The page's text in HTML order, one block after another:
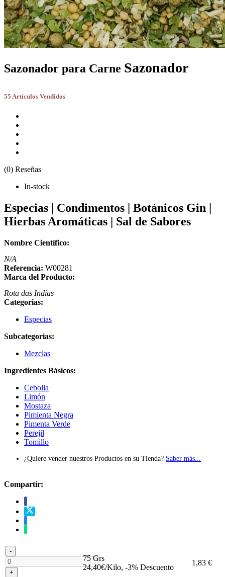
Sazonador para Carne Sazonador
55 Artículos Vendidos
(0) Reseñas
In-stock
Especias | Condimentos | Botánicos Gin |
Hierbas Aromáticas | Sal de Sabores
Nombre Científico:
N/A
Referencia: W00281
Marca del Producto:
Rota das Indias
Categorias:
Especias
Subcategorias:
Mezclas
Ingredientes Básicos:
Cebolla
Limón
Mostaza
Pimienta Negra
Pimenta Verde
Perejil
Tomillo
¿Quiere vender nuestros Productos en su Tienda? Saber más...
Compartir:
-
+
75 Grs
24,40€/Kilo, -3% Descuento
1,83 €